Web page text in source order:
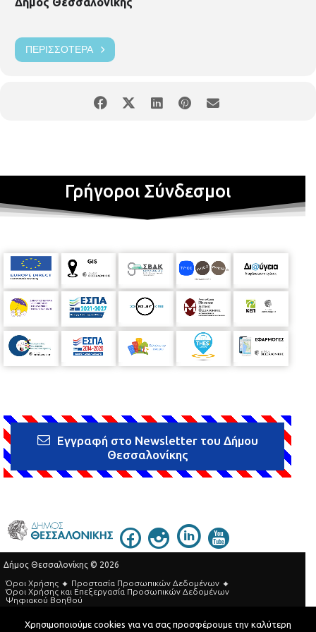
ΠΕΡΙΣΣΌΤΕΡΑ
Γρήγοροι Σύνδεσμοι
Εγγραφή στο Newsletter του Δήμου
Θεσσαλονίκης
Δήμος Θεσσαλονίκης © 2026
Όροι Χρήσης
Προστασία Προσωπικών Δεδομένων
Όροι Xρήσης και Eπεξεργασία Προσωπικών Δεδομένων
Ψηφιακού Βοηθού
Τηλεφωνικός Κατάλογος
Χρησιμοποιούμε cookies για να σας προσφέρουμε την καλύτερη